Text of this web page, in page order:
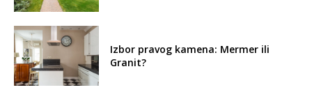
Izbor pravog kamena: Mermer ili
Granit?